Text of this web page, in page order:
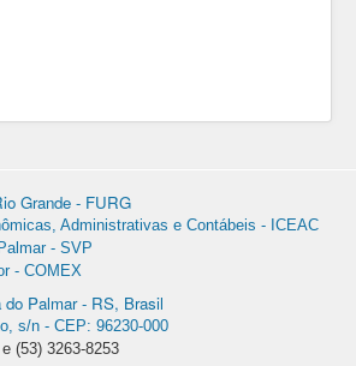
Grande - FURG
Administrativas e Contábeis - ICEAC
- SVP
- COMEX
Palmar - RS, Brasil
s/n - CEP: 96230-000
(53) 3263-8253